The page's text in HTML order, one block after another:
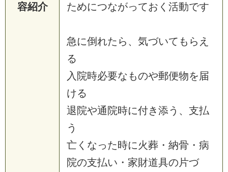
容紹介
ためにつながっておく活動です
急に倒れたら、気づいてもらえ
る
入院時必要なものや郵便物を届
ける
退院や通院時に付き添う、支払
う
亡くなった時に火葬・納骨・病
院の支払い・家財道具の片づ